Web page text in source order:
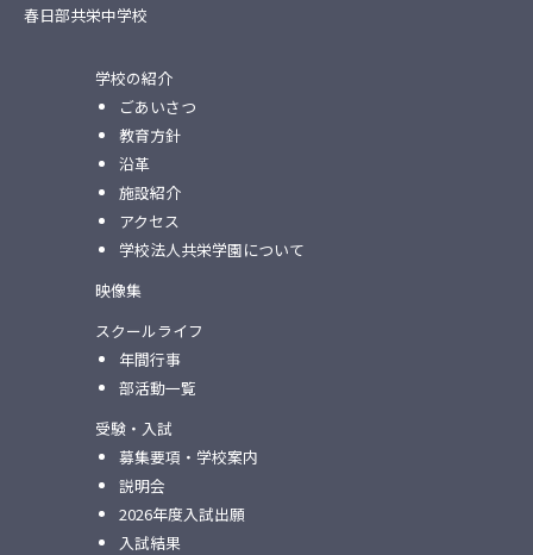
春日部共栄中学校
学校の紹介
ごあいさつ
教育方針
沿革
施設紹介
アクセス
学校法人共栄学園について
映像集
スクールライフ
年間行事
部活動一覧
受験・入試
募集要項・学校案内
説明会
2026年度入試出願
入試結果